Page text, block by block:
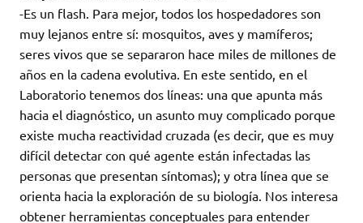
-Es un flash. Para mejor, todos los hospedadores son
muy lejanos entre sí: mosquitos, aves y mamíferos;
seres vivos que se separaron hace miles de millones de
años en la cadena evolutiva. En este sentido, en el
Laboratorio tenemos dos líneas: una que apunta más
hacia el diagnóstico, un asunto muy complicado porque
existe mucha reactividad cruzada (es decir, que es muy
difícil detectar con qué agente están infectadas las
personas que presentan síntomas); y otra línea que se
orienta hacia la exploración de su biología. Nos interesa
obtener herramientas conceptuales para entender